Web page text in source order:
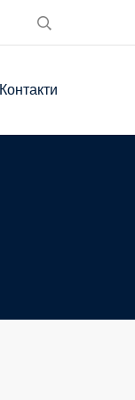
Контакти